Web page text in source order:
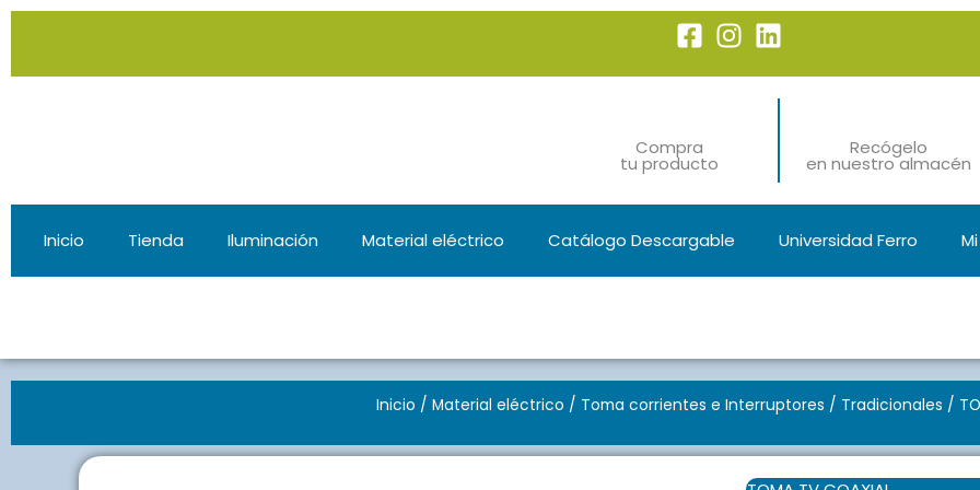
contenido
Compra
tu producto
Recógelo
en nuestro almacén
Inicio Tienda Iluminación Material eléctrico Catálogo Descargable Universidad Ferro
Inicio / Material eléctrico / Toma corrientes e Interruptores / Tradicionales /